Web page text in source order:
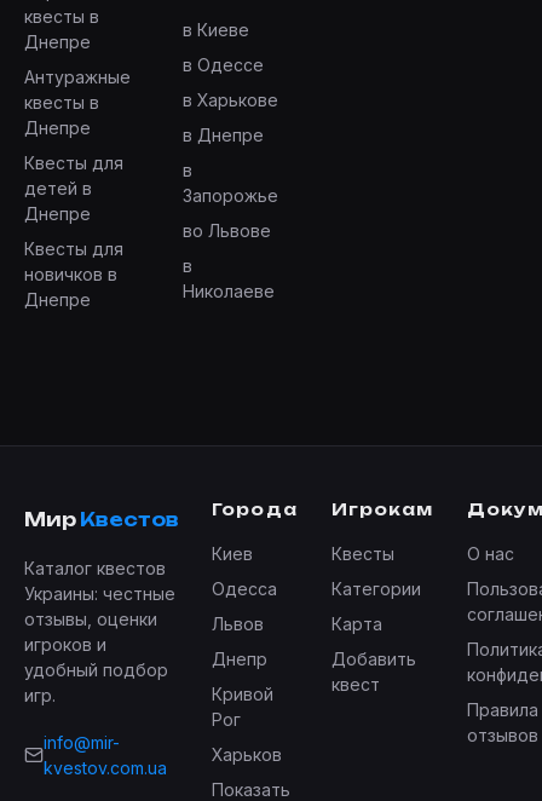
квесты в
Днепре
Антуражные
квесты в
Днепре
Квесты для
детей в
Днепре
Квесты для
новичков в
Днепре
в Киеве
в Одессе
в Харькове
в Днепре
в
Запорожье
во Львове
в
Николаеве
Мир Квестов
Каталог квестов
Украины: честные
отзывы, оценки
игроков и
удобный подбор
игр.
info@mir-
kvestov.com.ua
Города
Киев
Одесса
Львов
Днепр
Кривой
Рог
Харьков
Показать
Игрокам
Квесты
Категории
Карта
Добавить
квест
О нас
отзывов